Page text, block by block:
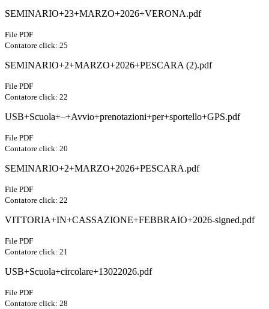
SEMINARIO+23+MARZO+2026+VERONA.pdf
File PDF
Contatore click: 25
SEMINARIO+2+MARZO+2026+PESCARA (2).pdf
File PDF
Contatore click: 22
USB+Scuola+–+Avvio+prenotazioni+per+sportello+GPS.pdf
File PDF
Contatore click: 20
SEMINARIO+2+MARZO+2026+PESCARA.pdf
File PDF
Contatore click: 22
VITTORIA+IN+CASSAZIONE+FEBBRAIO+2026-signed.pdf
File PDF
Contatore click: 21
USB+Scuola+circolare+13022026.pdf
File PDF
Contatore click: 28